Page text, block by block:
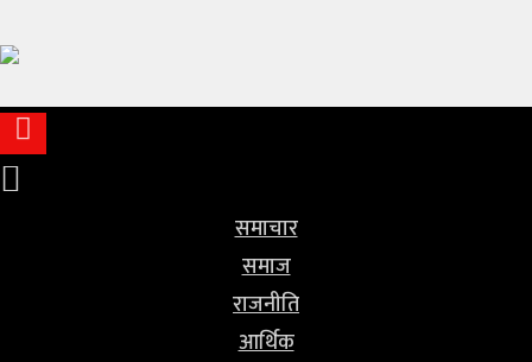
समाचार
समाज
राजनीति
आर्थिक
समाज